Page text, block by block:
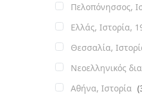
Πελοπόνησσος,
Ελλάς, Ιστορία,
Θεσσαλία,
Νεοελληνικός
Αθήνα, Ιστορία